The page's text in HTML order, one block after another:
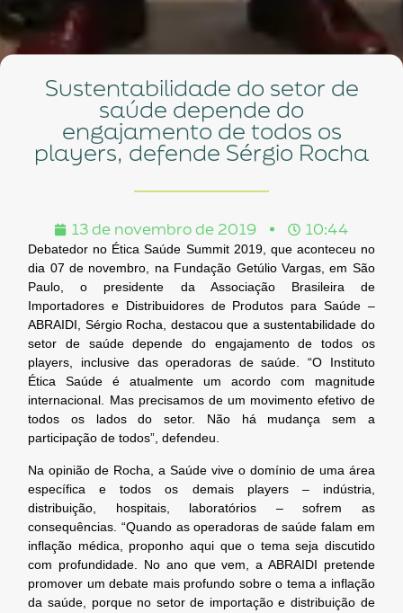
Sustentabilidade do setor de
saúde depende do
engajamento de todos os
players, defende Sérgio Rocha
13 de novembro de 2019 10:44
Debatedor no Ética Saúde Summit 2019, que aconteceu no
dia 07 de novembro, na Fundação Getúlio Vargas, em São
Paulo, o presidente da Associação Brasileira de
Importadores e Distribuidores de Produtos para Saúde –
ABRAIDI, Sérgio Rocha, destacou que a sustentabilidade do
setor de saúde depende do engajamento de todos os
players, inclusive das operadoras de saúde. “O Instituto
Ética Saúde é atualmente um acordo com magnitude
internacional. Mas precisamos de um movimento efetivo de
todos os lados do setor. Não há mudança sem a
participação de todos”, defendeu.
Na opinião de Rocha, a Saúde vive o domínio de uma área
específica e todos os demais players – indústria,
distribuição, hospitais, laboratórios – sofrem as
consequências. “Quando as operadoras de saúde falam em
inflação médica, proponho aqui que o tema seja discutido
com profundidade. No ano que vem, a ABRAIDI pretende
promover um debate mais profundo sobre o tema a inflação
da saúde, porque no setor de importação e distribuição de